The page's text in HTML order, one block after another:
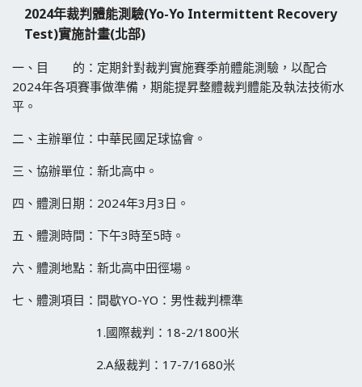
2024年裁判體能測驗(Yo-Yo Intermittent Recovery
Test)實施計畫(北部)
一、目 的：定期針對裁判實施賽季前體能測驗，以配合
2024年各項賽事做準備，期能提昇整體裁判體能及執法技術水
平。
二、主辦單位：中華民國足球協會。
三、協辦單位：新北高中。
四、體測日期：2024年3月3日。
五、體測時間：下午3時至5時。
六、體測地點：新北高中田徑場。
七、體測項目：間歇YO-YO：男性裁判標準
1.國際裁判：18-2/1800米
2.A級裁判：17-7/1680米